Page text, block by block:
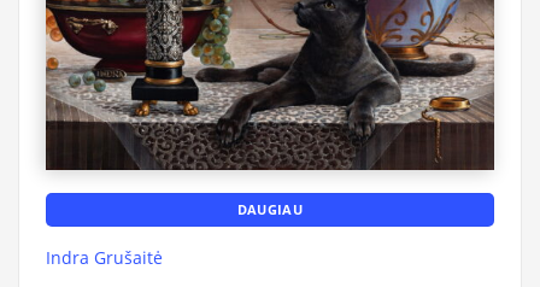
DAUGIAU
Indra Grušaitė